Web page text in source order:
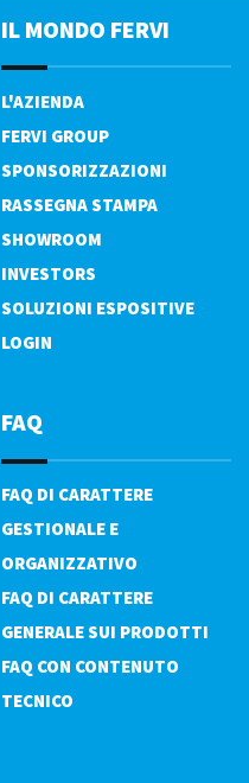
IL MONDO FERVI
L'AZIENDA
FERVI GROUP
SPONSORIZZAZIONI
RASSEGNA STAMPA
SHOWROOM
INVESTORS
SOLUZIONI ESPOSITIVE
LOGIN
FAQ
FAQ DI CARATTERE
GESTIONALE E
ORGANIZZATIVO
FAQ DI CARATTERE
GENERALE SUI PRODOTTI
FAQ CON CONTENUTO
TECNICO